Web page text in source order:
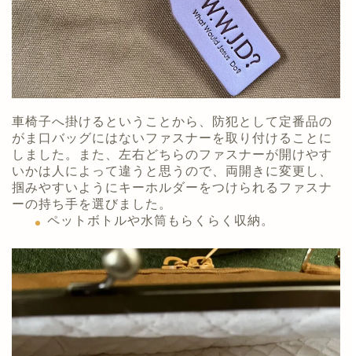
車椅子へ掛けるということから、防犯として定番品の
がま口バッグにはないファスナーを取り付けることに
しました。また、左右どちらのファスナーが開けやす
いかは人によって違うと思うので、両開きに変更し、
掴みやすいようにキーホルダーをつけられるファスナ
ーの持ち手を選びました。
ペットボトルや水筒もらくらく収納。